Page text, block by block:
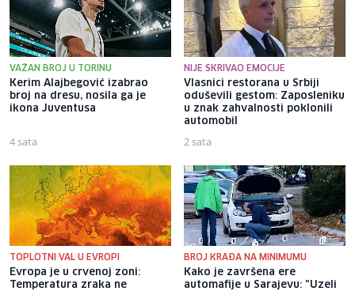
VAŽAN BROJ U TORINU
Kerim Alajbegović izabrao
broj na dresu, nosila ga je
ikona Juventusa
4 sata
NIJE SKRIVAO EMOCIJE
Vlasnici restorana u Srbiji
oduševili gestom: Zaposleniku
u znak zahvalnosti poklonili
automobil
2 sata
TOPLOTNI VAL U EVROPI
Evropa je u crvenoj zoni:
Temperatura zraka ne
BROJ KRAĐA NA MINIMUMU
Kako je završena ere
automafije u Sarajevu: "Uzeli